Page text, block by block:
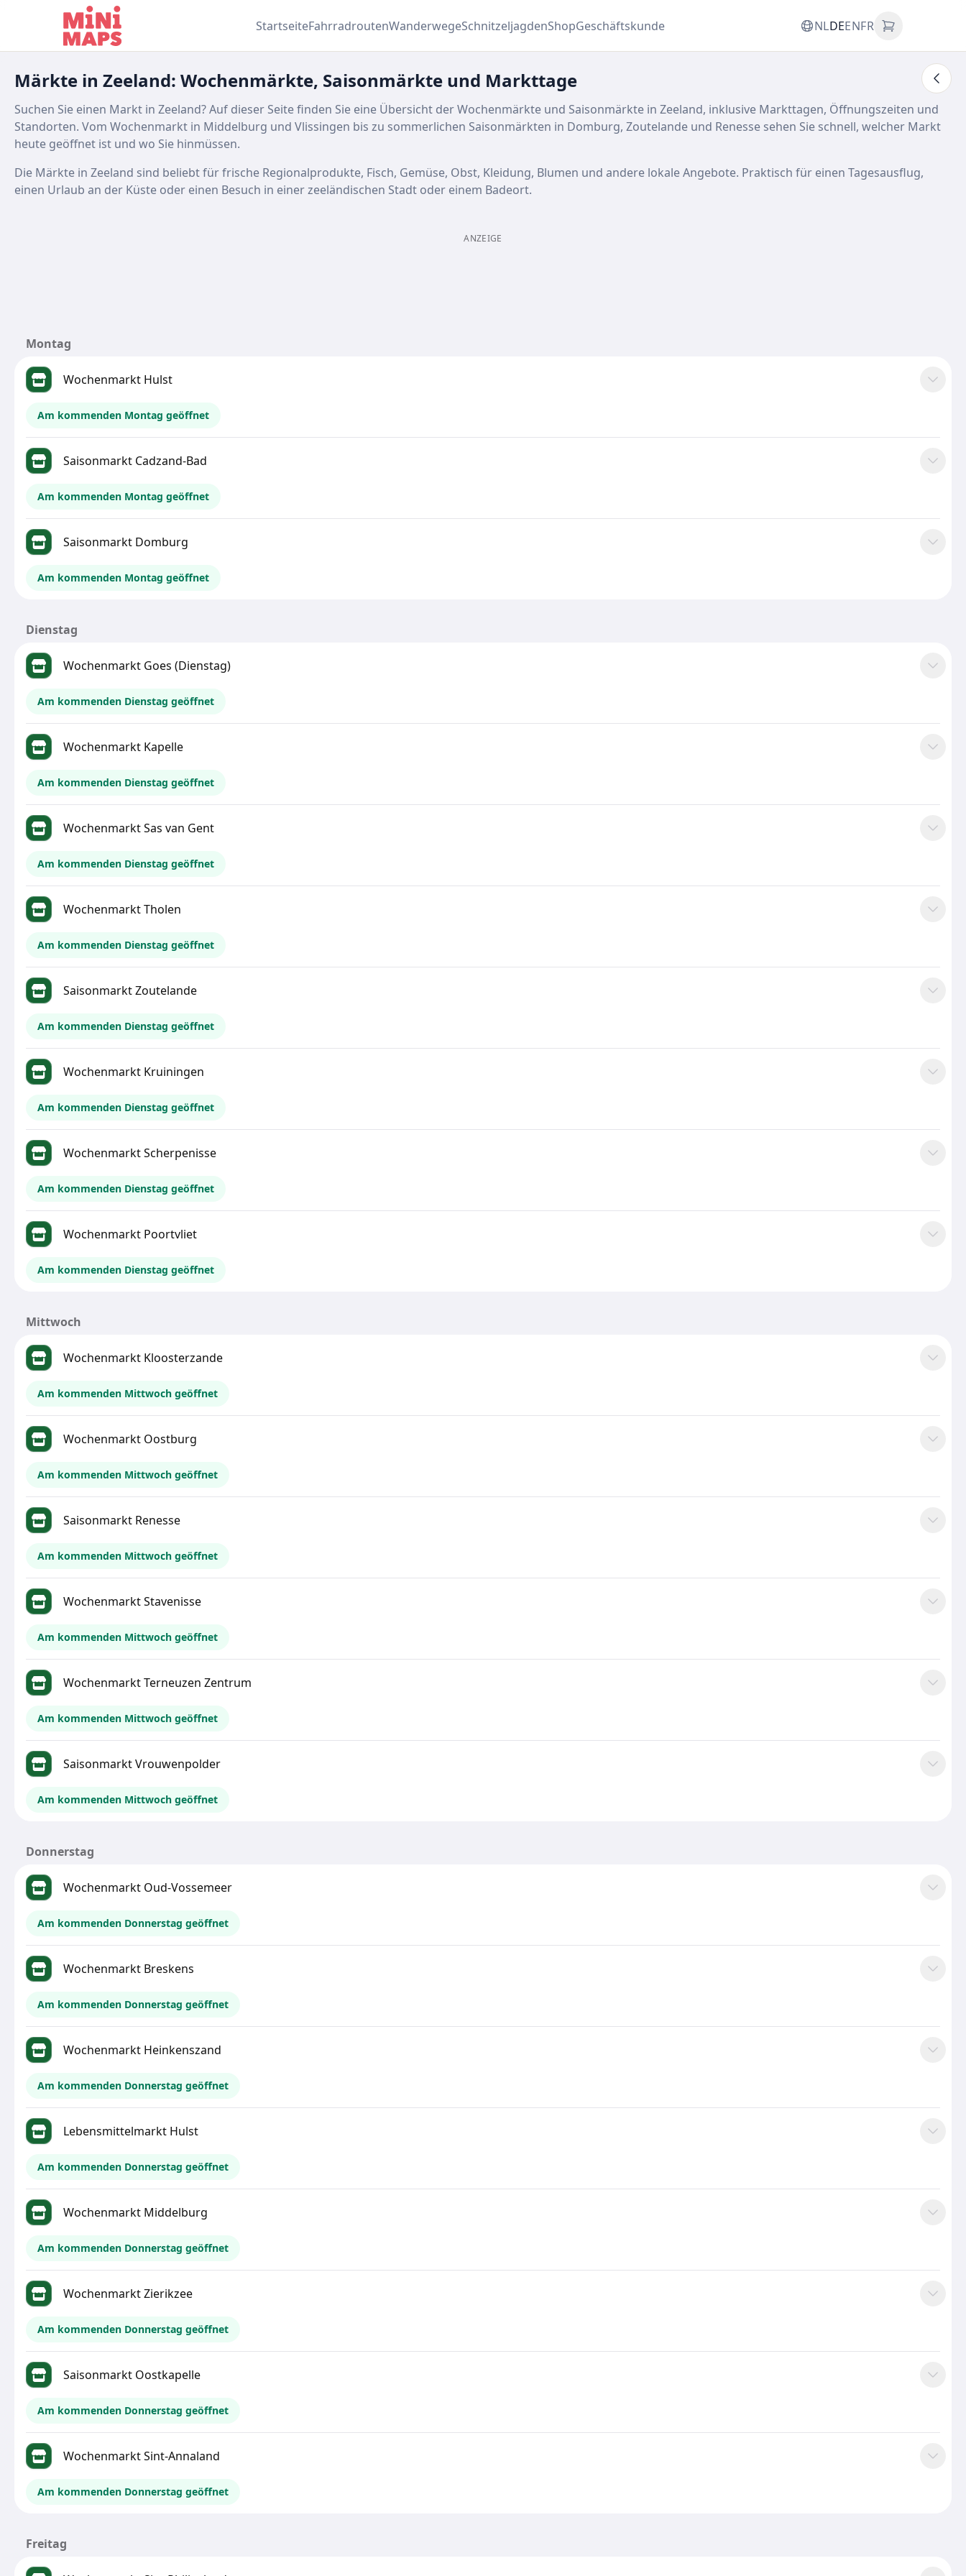
Zum Inhalt springen
StartseiteFahrradroutenWanderwegeSchnitzeljagdenShopGeschäftskunde NLDEENFR
Märkte in Zeeland: Wochenmärkte, Saisonmärkte und Markttage
Suchen Sie einen Markt in Zeeland? Auf dieser Seite finden Sie eine Übersicht der Wochenmärkte und Saisonmärkte in Zeeland, inklusive Markttagen, Öffnungszeiten und
Standorten. Vom Wochenmarkt in Middelburg und Vlissingen bis zu sommerlichen Saisonmärkten in Domburg, Zoutelande und Renesse sehen Sie schnell, welcher Markt
heute geöffnet ist und wo Sie hinmüssen.
Die Märkte in Zeeland sind beliebt für frische Regionalprodukte, Fisch, Gemüse, Obst, Kleidung, Blumen und andere lokale Angebote. Praktisch für einen Tagesausflug,
einen Urlaub an der Küste oder einen Besuch in einer zeeländischen Stadt oder einem Badeort.
ANZEIGE
Montag
Wochenmarkt Hulst
Am kommenden Montag geöffnet
Saisonmarkt Cadzand-Bad
Am kommenden Montag geöffnet
Saisonmarkt Domburg
Am kommenden Montag geöffnet
Dienstag
Wochenmarkt Goes (Dienstag)
Am kommenden Dienstag geöffnet
Wochenmarkt Kapelle
Am kommenden Dienstag geöffnet
Wochenmarkt Sas van Gent
Am kommenden Dienstag geöffnet
Wochenmarkt Tholen
Am kommenden Dienstag geöffnet
Saisonmarkt Zoutelande
Am kommenden Dienstag geöffnet
Wochenmarkt Kruiningen
Am kommenden Dienstag geöffnet
Wochenmarkt Scherpenisse
Am kommenden Dienstag geöffnet
Wochenmarkt Poortvliet
Am kommenden Dienstag geöffnet
Mittwoch
Wochenmarkt Kloosterzande
Am kommenden Mittwoch geöffnet
Wochenmarkt Oostburg
Am kommenden Mittwoch geöffnet
Saisonmarkt Renesse
Am kommenden Mittwoch geöffnet
Wochenmarkt Stavenisse
Am kommenden Mittwoch geöffnet
Wochenmarkt Terneuzen Zentrum
Am kommenden Mittwoch geöffnet
Saisonmarkt Vrouwenpolder
Am kommenden Mittwoch geöffnet
Donnerstag
Wochenmarkt Oud-Vossemeer
Am kommenden Donnerstag geöffnet
Wochenmarkt Breskens
Am kommenden Donnerstag geöffnet
Wochenmarkt Heinkenszand
Am kommenden Donnerstag geöffnet
Lebensmittelmarkt Hulst
Am kommenden Donnerstag geöffnet
Wochenmarkt Middelburg
Am kommenden Donnerstag geöffnet
Wochenmarkt Zierikzee
Am kommenden Donnerstag geöffnet
Saisonmarkt Oostkapelle
Am kommenden Donnerstag geöffnet
Wochenmarkt Sint-Annaland
Am kommenden Donnerstag geöffnet
Freitag